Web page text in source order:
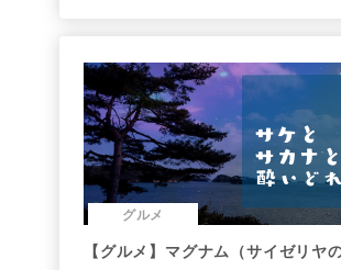
グルメ
【グルメ】マグナム（サイゼリヤ